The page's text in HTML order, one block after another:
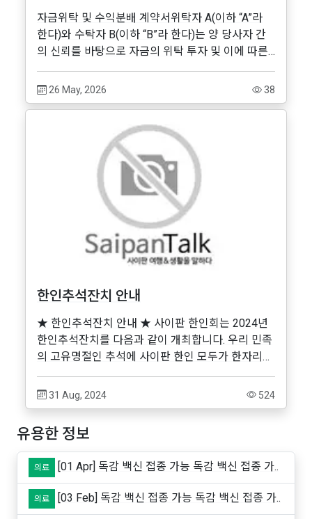
자금위탁 및 수익분배 계약서위탁자 A(이하 “A”라
한다)와 수탁자 B(이하 “B”라 한다)는 양 당사자 간
의 신뢰를 바탕으로 자금의 위탁 투자 및 이에 따른
수익 분배에 관한 사항을 정하기 위하여 다음과 같
이 계약을 체결한다.제1조 (목적)..
26 May, 2026 38
한인추석잔치 안내
★ 한인추석잔치 안내 ★ 사이판 한인회는 2024년
한인추석잔치를 다음과 같이 개최합니다. 우리 민족
의 고유명절인 추석에 사이판 한인 모두가 한자리에
록 많은 참여와 협조를 부탁드립니다...
31 Aug, 2024 524
유용한 정보
의료 [01 Apr] 독감 백신 접종 가능 독감 백신 접종 가..
의료 [03 Feb] 독감 백신 접종 가능 독감 백신 접종 가..